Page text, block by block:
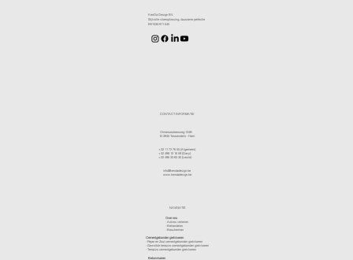
KenDa Design BV.
Stijlvolle vloeroplossing, duurzame perfectie
BE1030.911.545
CONTACT INFORMATIE
Olmensesteenweg 124B
B-3945 Tessenderlo - Ham
+32 11 72 76 55 (Algemeen)
+32 498 10 16 59
(Davy)
+32 496 30 65 30
(Leslie)
info@kendadesign.be
www.kendadesign.be
NAVIGATIE
Over ons
-Advies verlenen
- Behandelen
- Beschermen
Cementgebonden gietvloeren
- Peper en Zout cementgebonden gietvloeren
- Gewolkte terrazzo cementgebonden gietvloeren
- Terrazzo cementgebonden gietvloeren
Betonvloeren